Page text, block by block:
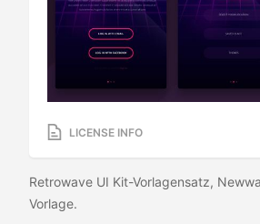
LICENSE INFO
Retrowave UI Kit-Vorlagensatz,
Vorlage.